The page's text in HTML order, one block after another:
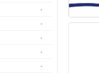
-
-
-
-
-